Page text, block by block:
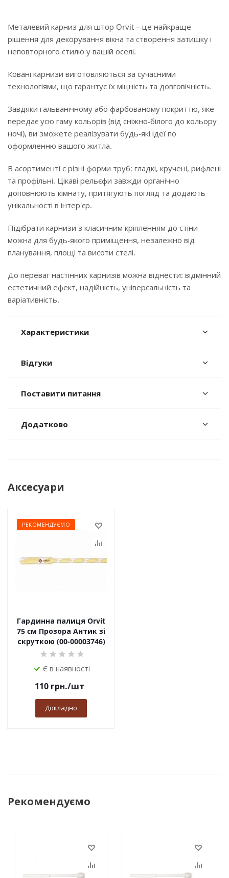
Металевий карниз для штор Orvit – це найкраще
рішення для декорування вікна та створення затишку і
неповторного стилю у вашій оселі.
Ковані карнизи виготовляються за сучасними
технологіями, що гарантує їх міцність та довговічність.
Завдяки гальванічному або фарбованому покриттю, яке
передає усю гаму кольорів (від сніжно-білого до кольору
ночі), ви зможете реалізувати будь-які ідеї по
оформленню вашого житла.
В асортименті є різні форми труб: гладкі, кручені, рифлені
та профільні. Цікаві рельєфи завжди органічно
доповнюють кімнату, притягують погляд та додають
унікальності в інтер'єр.
Підібрати карнизи з класичним кріпленням до стіни
можна для будь-якого приміщення, незалежно від
планування, площі та висоти стелі.
До переваг настінних карнизів можна віднести: відмінний
естетичний ефект, надійність, універсальність та
варіативність.
Характеристики
Відгуки
Поставити питання
Додатково
Аксесуари
РЕКОМЕНДУЄМО
Гардинна палиця Orvit
75 cм Прозора Антик зі
скруткою (00-00003746)
Є в наявності
110грн./шт
Докладно
Рекомендуємо